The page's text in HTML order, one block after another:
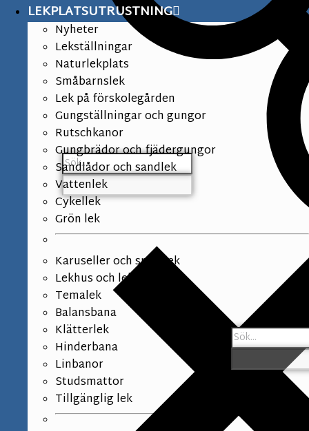
LEKPLATSUTRUSTNING
Nyheter
Lekställningar
Naturlekplats
Småbarnslek
Lek på förskolegården
Gungställningar och gungor
Rutschkanor
Gungbrädor och fjädergungor
Sandlådor och sandlek
Vattenlek
Cykellek
Grön lek
Karuseller och snurrlek
Lekhus och lekpaneler
Temalek
Balansbana
Klätterlek
Hinderbana
Linbanor
Studsmattor
Tillgänglig lek